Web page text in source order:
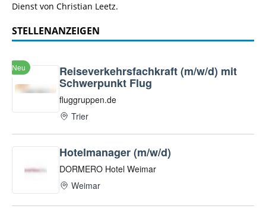
Dienst von Christian Leetz.
STELLENANZEIGEN